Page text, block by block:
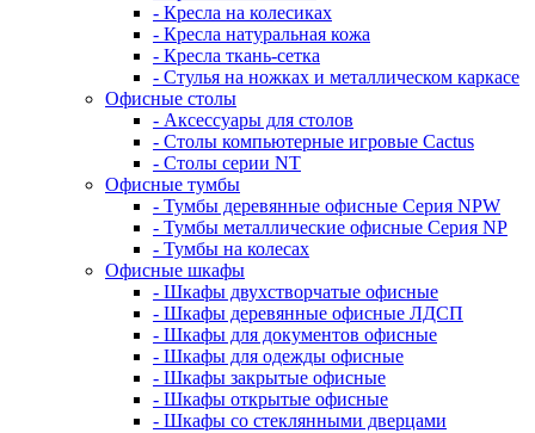
- Кресла на колесиках
- Кресла натуральная кожа
- Кресла ткань-сетка
- Стулья на ножках и металлическом каркасе
Офисные столы
- Аксессуары для столов
- Столы компьютерные игровые Cactus
- Столы серии NT
Офисные тумбы
- Тумбы деревянные офисные Серия NPW
- Тумбы металлические офисные Серия NP
- Тумбы на колесах
Офисные шкафы
- Шкафы двухстворчатые офисные
- Шкафы деревянные офисные ЛДСП
- Шкафы для документов офисные
- Шкафы для одежды офисные
- Шкафы закрытые офисные
- Шкафы открытые офисные
- Шкафы со стеклянными дверцами